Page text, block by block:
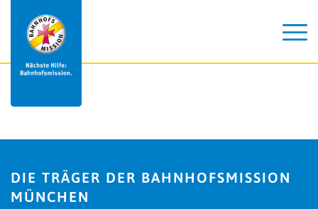
DIE TRÄGER DER BAHNHOFSMISSION
MÜNCHEN